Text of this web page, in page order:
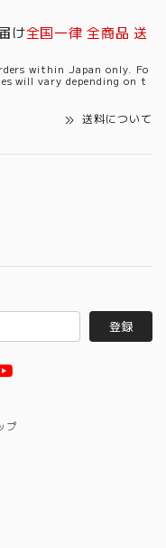
け全国一律 全商品 送
within Japan only. Fo
will vary depending on t
送料について
登録
プ